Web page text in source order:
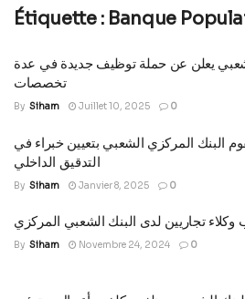
Étiquette : Banque
يعلن عن حملة توظيف جديدة في عدة
تخصصات
By Siham Juillet 10, 2025 0
البنك المركزي الشعبي بتعيين خبراء في
التدقيق الداخلي
By Siham Janvier 8, 2025 0
تجاريين لدى البنك الشعبي المركزي
By Siham Novembre 24, 2024 0